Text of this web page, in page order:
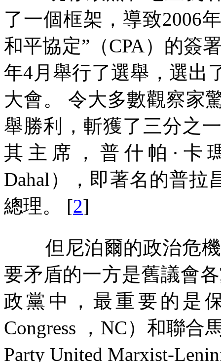
了一個框架，導致2006
和平協定”（CPA）的簽
年4 月舉行了選舉，選出
大會。
令大多數觀察家
舉勝利，斬獲了三分之
其主席，普什帕 · 卡
Dahal ），即著名的普拉
總理。
[2]
但尼泊爾的政治危
要矛盾的一方是舊議會
政黨中，最重要的是
Congress
， NC）和聯合
Party United Marxist-